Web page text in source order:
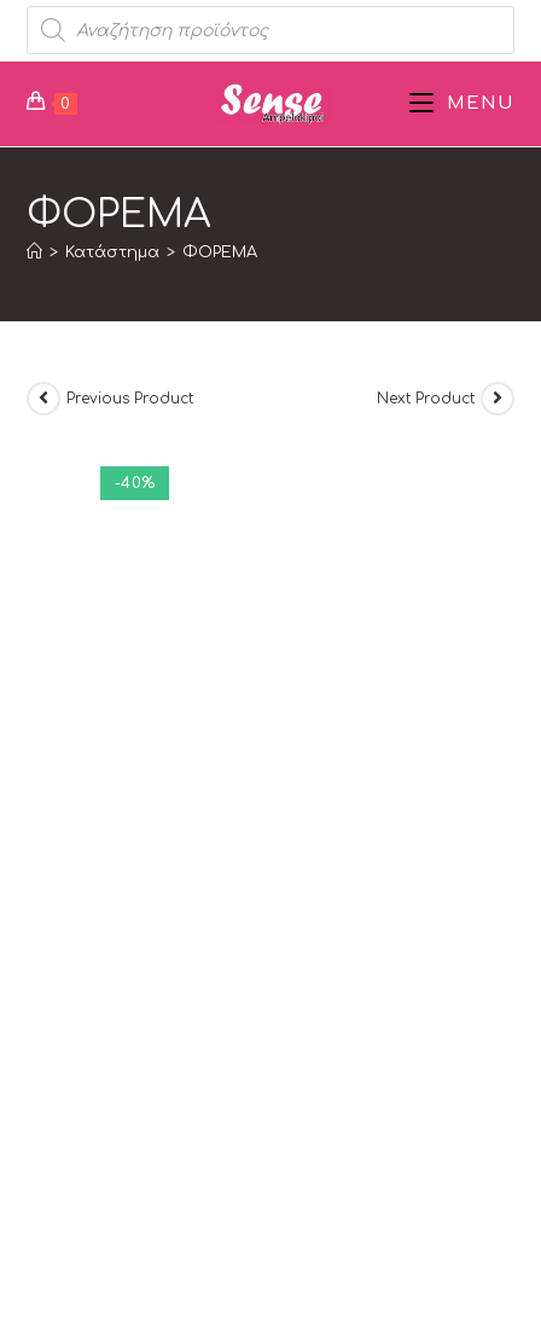
0 MENU
ΦΟΡΕΜΑ
> Κατάστημα > ΦΟΡΕΜΑ
-40%
Previous Product Next Product